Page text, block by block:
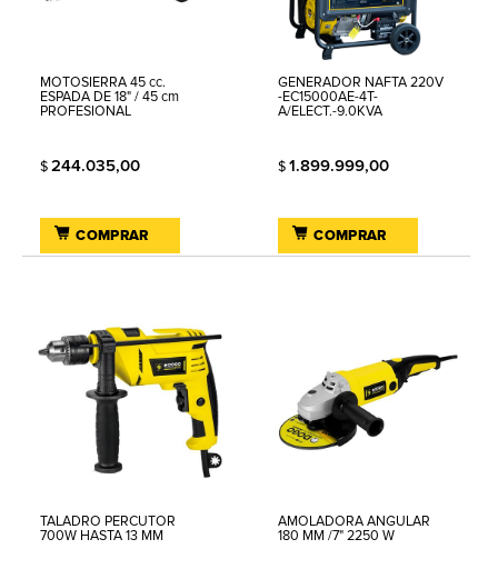
MOTOSIERRA 45 cc.
ESPADA DE 18" / 45 cm
PROFESIONAL
$ 244.035,00
COMPRAR
GENERADOR NAFTA 220V
-EC15000AE-4T-
A/ELECT.-9.0KVA
$ 1.899.999,00
COMPRAR
TALADRO PERCUTOR
700W HASTA 13 MM
AMOLADORA ANGULAR
180 MM /7" 2250 W